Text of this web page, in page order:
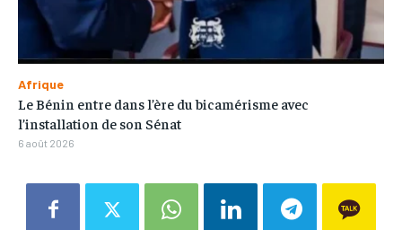
Afrique
Le Bénin entre dans l’ère du bicamérisme avec
l’installation de son Sénat
6 août 2026